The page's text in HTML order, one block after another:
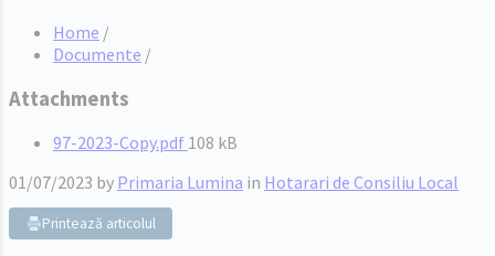
Home /
Documente /
Attachments
97-2023-Copy.pdf File
108 kB
01/07/2023 by Primaria Lumina in Hotarari de Consiliu Local
Printează articolul